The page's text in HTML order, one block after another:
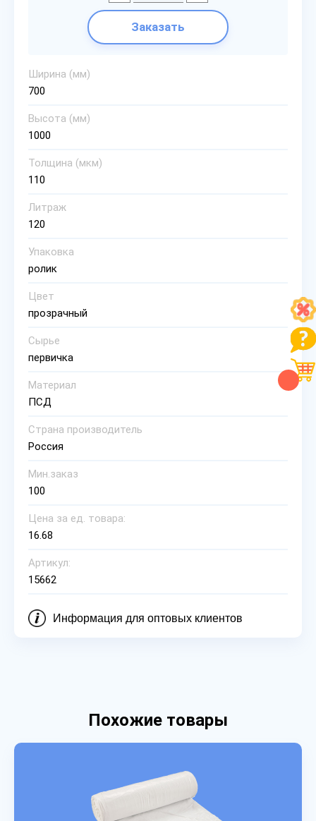
Заказать
Ширина (мм)
700
Высота (мм)
1000
Толщина (мкм)
110
Литраж
120
Упаковка
ролик
Цвет
прозрачный
Сырье
первичка
Материал
ПСД
Страна производитель
Россия
Мин.заказ
100
Цена за ед. товара:
16.68
Артикул:
15662
Информация для оптовых клиентов
Похожие товары